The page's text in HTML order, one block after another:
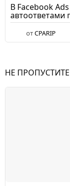
В Facebook
автоответами
отCPARIP
НЕ ПРОПУСТИТЕ